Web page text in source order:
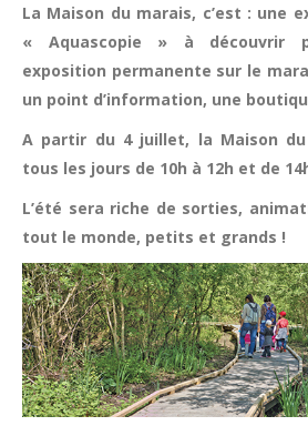
La Maison du marais, c’est : une
« Aquascopie » à découvrir
exposition permanente sur le
un point d’information, une
A partir du 4 juillet, la Maison
tous les jours de 10h à 12h et de
L’été sera riche de sorties,
tout le monde, petits et grands !